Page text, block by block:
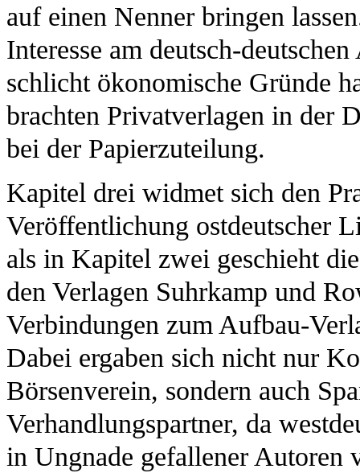
auf einen Nenner bringen
Interesse am deutsch-
schlicht ökonomische Gründe
brachten Privatverlagen in der
bei der Papierzuteilung.
Kapitel drei widmet sich den
Veröffentlichung ostdeutscher
als in Kapitel zwei geschieht
den Verlagen Suhrkamp und
Verbindungen zum Aufbau-
Dabei ergaben sich nicht nur
Börsenverein, sondern auch
Verhandlungspartner, da
in Ungnade gefallener Autoren